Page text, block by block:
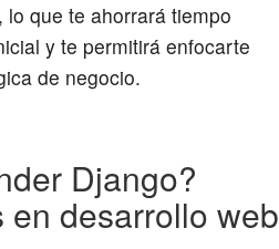
que te ahorrará tiempo
y te permitirá enfocarte
de negocio.
Django?
desarrollo web